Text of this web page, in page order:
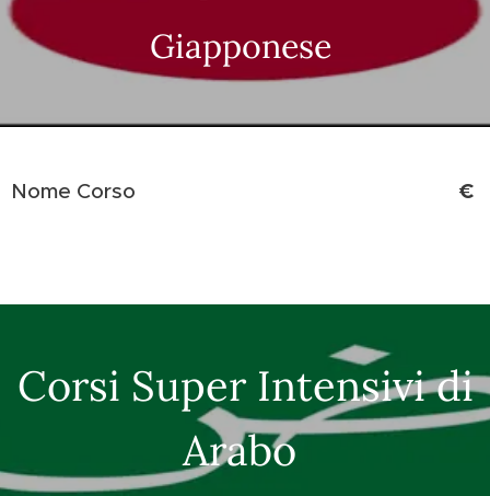
Giapponese
Nome Corso €
Corsi Super Intensivi di
Arabo